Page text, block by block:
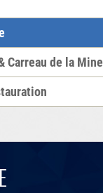
Carreau de la Mine